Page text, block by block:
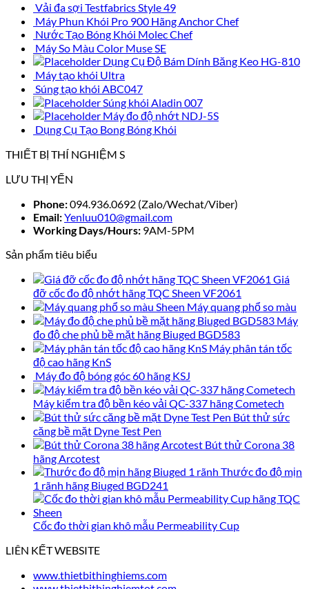
Vải đa sợi Testfabrics Style 49
Máy Phun Khói Pro 900 Hãng Anchor Chef
Nước Tạo Bóng Khói Molec Chef
Máy So Màu Color Muse SE
Dụng Cụ Độ Bám Dính Băng Keo HG-810
Máy tạo khói Ultra
Súng tạo khói ABC047
Súng khói Aladin 007
Máy đo độ nhớt NDJ-5S
Dụng Cụ Tạo Bong Bóng Khói
THIẾT BỊ THÍ NGHIỆM S
LƯU THỊ YẾN
Phone:094.936.0692 (Zalo/Wechat/Viber)
Email:Yenluu010@gmail.com
Working Days/Hours: 9AM-5PM
Sản phẩm tiêu biểu
Giá
đỡ cốc đo độ nhớt hãng TQC Sheen VF2061
Máy quang phổ so màu
Máy
đo độ che phủ bề mặt hãng Biuged BGD583
Máy phân tán tốc
độ cao hãng KnS
Máy đo độ bóng góc 60 hãng KSJ
Máy kiểm tra độ bền kéo vải QC-337 hãng Cometech
Bút thử sức
căng bề mặt Dyne Test Pen
Bút thử Corona 38
hãng Arcotest
Thước đo độ mịn
1 rãnh hãng Biuged BGD241
Cốc đo thời gian khô mẫu Permeability Cup
LIÊN KẾT WEBSITE
www.thietbithinghiems.com